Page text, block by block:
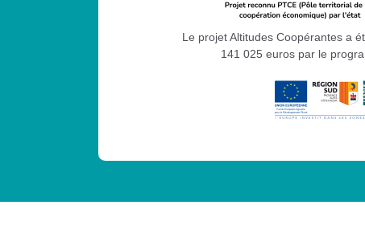
Le projet Altitudes Coopérantes a
141 025 euros par le